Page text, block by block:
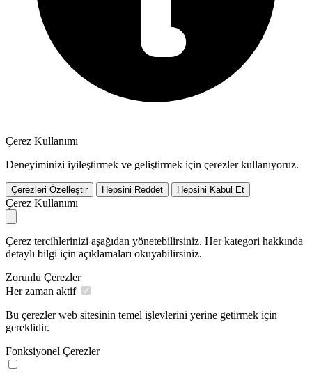
Çerez Kullanımı
Deneyiminizi iyileştirmek ve geliştirmek için çerezler kullanıyoruz.
Çerezleri Özelleştir Hepsini Reddet Hepsini Kabul Et
Çerez Kullanımı
Çerez tercihlerinizi aşağıdan yönetebilirsiniz. Her kategori hakkında
detaylı bilgi için açıklamaları okuyabilirsiniz.
Zorunlu Çerezler
Her zaman aktif
Bu çerezler web sitesinin temel işlevlerini yerine getirmek için
gereklidir.
Fonksiyonel Çerezler